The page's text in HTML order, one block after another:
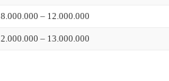
8.000.000 – 12.000.000
2.000.000 – 13.000.000